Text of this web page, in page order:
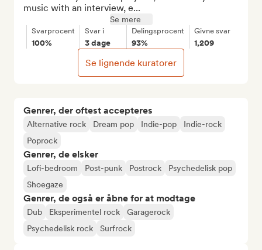
Genrer, der oftest accepteres
Alternative rock Dream pop Indie-pop
Indie-rock
Poprock
Genrer, de elsker
Lofi-bedroom Post-punk Postrock
Psychedelisk pop
Shoegaze
Genrer, de også er åbne for at modtage
Dub Eksperimentel rock
Garagerock
Psychedelisk rock
Surfrock
music with an interview, e...
Se mere
Svarprocent
100%
Svar i
3 dage
Delingsprocent
93%
Givne svar
1,209
Se lignende kuratorer